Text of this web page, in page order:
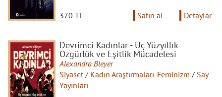
370 TL Satın al Detaylar
Devrimci Kadınlar - Üç Yüzyıllık
Özgürlük ve Eşitlik Mücadelesi
Alexandra Bleyer
Siyaset / Kadın Araştırmaları-Feminizm / Say
Yayınları